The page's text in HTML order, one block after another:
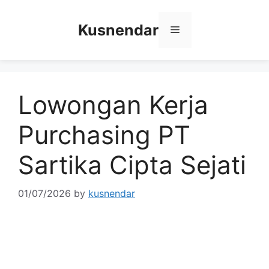
Kusnendar Menu
Lowongan Kerja
Purchasing PT
Sartika Cipta Sejati
01/07/2026 by kusnendar